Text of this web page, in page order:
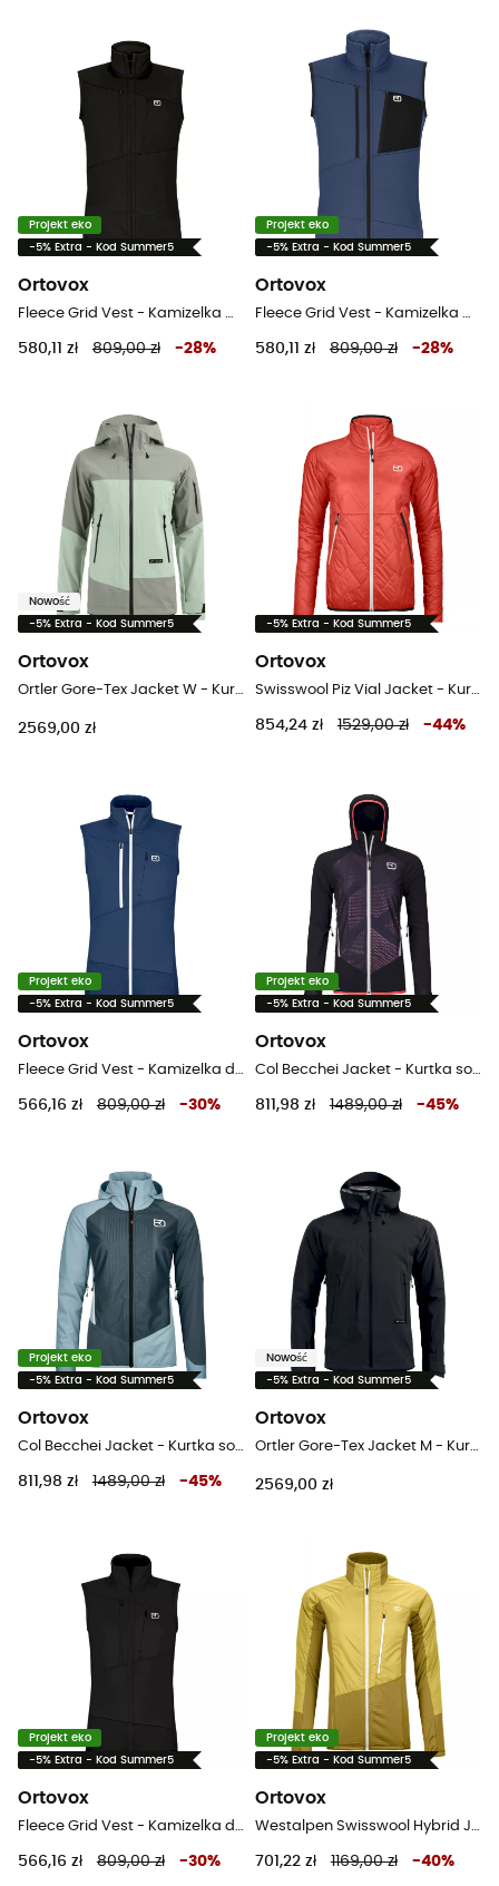
Projekt eko
-5% Extra - Kod Summer5
Ortovox
Fleece Grid Vest - Kamizelka meska
580,11 zł 809,00 zł -28%
Projekt eko
-5% Extra - Kod Summer5
Ortovox
Fleece Grid Vest - Kamizelka meska
580,11 zł 809,00 zł -28%
Nowość
-5% Extra - Kod Summer5
Ortovox
Ortler Gore-Tex Jacket W - Kurtka narciarska damska
2569,00 zł
-5% Extra - Kod Summer5
Ortovox
Swisswool Piz Vial Jacket - Kurtka z wełny Merino® damska
854,24 zł 1529,00 zł -44%
Projekt eko
-5% Extra - Kod Summer5
Ortovox
Fleece Grid Vest - Kamizelka damska
566,16 zł 809,00 zł -30%
Projekt eko
-5% Extra - Kod Summer5
Ortovox
Col Becchei Jacket - Kurtka softshelle damska
811,98 zł 1489,00 zł -45%
Projekt eko
-5% Extra - Kod Summer5
Ortovox
Col Becchei Jacket - Kurtka softshelle damska
811,98 zł 1489,00 zł -45%
Nowość
-5% Extra - Kod Summer5
Ortovox
Ortler Gore-Tex Jacket M - Kurtka narciarska meska
2569,00 zł
Projekt eko
-5% Extra - Kod Summer5
Ortovox
566,16 zł 809,00 zł -30%
Projekt eko
-5% Extra - Kod Summer5
Ortovox
701,22 zł 1169,00 zł -40%